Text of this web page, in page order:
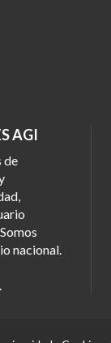
AGI
de
nacional.